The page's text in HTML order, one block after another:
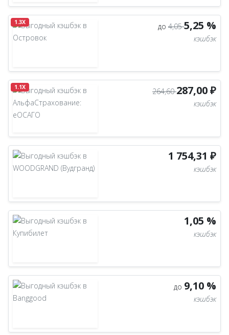
1.3X до 4,055,25 %
кэшбэк
1.1X 264,60287,00 ₽
кэшбэк
1 754,31 ₽
кэшбэк
1,05 %
кэшбэк
до 9,10 %
кэшбэк